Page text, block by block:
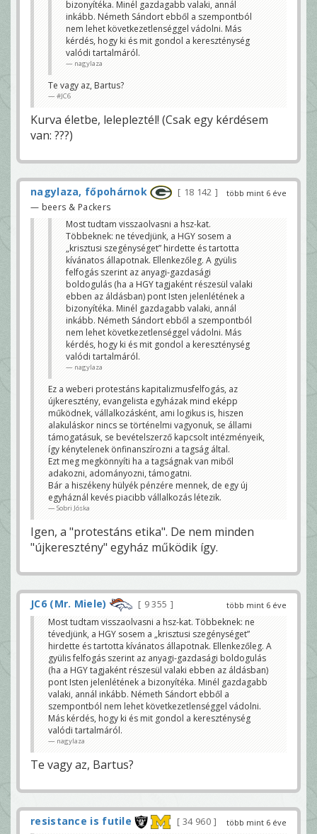
bizonyítéka. Minél gazdagabb valaki, annál
inkább. Németh Sándort ebből a szempontból
nem lehet következetlenséggel vádolni. Más
kérdés, hogy ki és mit gondol a kereszténység
valódi tartalmáról.
nagylaza
Te vagy az, Bartus?
#JC6
Kurva életbe, lelepleztél! (Csak egy kérdésem
van: ???)
több mint 6 éve
nagylaza, főpohárnok 18 142
— beers & Packers
Most tudtam visszaolvasni a hsz-kat.
Többeknek: ne tévedjünk, a HGY sosem a
„krisztusi szegénységet” hirdette és tartotta
kívánatos állapotnak. Ellenkezőleg. A gyülis
felfogás szerint az anyagi-gazdasági
boldogulás (ha a HGY tagjaként részesül valaki
ebben az áldásban) pont Isten jelenlétének a
bizonyítéka. Minél gazdagabb valaki, annál
inkább. Németh Sándort ebből a szempontból
nem lehet következetlenséggel vádolni. Más
kérdés, hogy ki és mit gondol a kereszténység
valódi tartalmáról.
nagylaza
Ez a weberi protestáns kapitalizmusfelfogás, az
újkeresztény, evangelista egyházak mind eképp
működnek, vállalkozásként, ami logikus is, hiszen
alakuláskor nincs se történelmi vagyonuk, se állami
támogatásuk, se bevételszerző kapcsolt intézményeik,
így kénytelenek önfinanszírozni a tagság által.
Ezt meg megkönnyíti ha a tagságnak van miből
adakozni, adományozni, támogatni.
Bár a hiszékeny hülyék pénzére mennek, de egy új
egyháznál kevés piacibb vállalkozás létezik.
Sobri Jóska
Igen, a "protestáns etika". De nem minden
"újkeresztény" egyház működik így.
több mint 6 éve
JC6 (Mr. Miele)
9 355
Most tudtam visszaolvasni a hsz-kat. Többeknek: ne
tévedjünk, a HGY sosem a „krisztusi szegénységet”
hirdette és tartotta kívánatos állapotnak. Ellenkezőleg. A
gyülis felfogás szerint az anyagi-gazdasági boldogulás
(ha a HGY tagjaként részesül valaki ebben az áldásban)
pont Isten jelenlétének a bizonyítéka. Minél gazdagabb
valaki, annál inkább. Németh Sándort ebből a
szempontból nem lehet következetlenséggel vádolni.
Más kérdés, hogy ki és mit gondol a kereszténység
valódi tartalmáról.
nagylaza
Te vagy az, Bartus?
több mint 6 éve
resistance is futile
34 960